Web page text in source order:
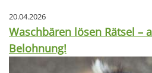
20.04.2026
Waschbären lösen Rätsel –
Belohnung!